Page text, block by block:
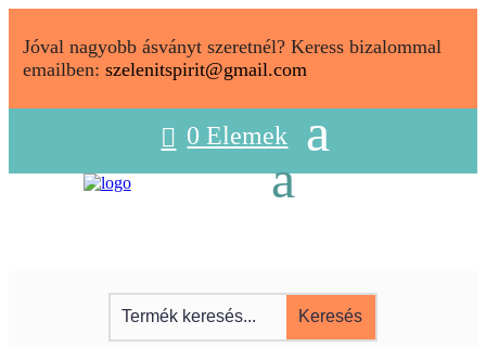
Jóval nagyobb ásványt szeretnél? Keress bizalommal
emailben: szelenitspirit@gmail.com
0 Elemek